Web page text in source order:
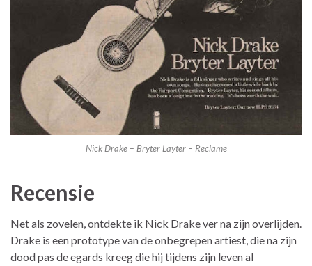
Nick Drake – Bryter Layter – Reclame
Recensie
Net als zovelen, ontdekte ik Nick Drake ver na zijn overlijden.
Drake is een prototype van de onbegrepen artiest, die na zijn
dood pas de egards kreeg die hij tijdens zijn leven al